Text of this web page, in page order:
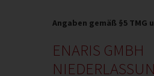
Angaben gemäß §5
ENARIS GMBH